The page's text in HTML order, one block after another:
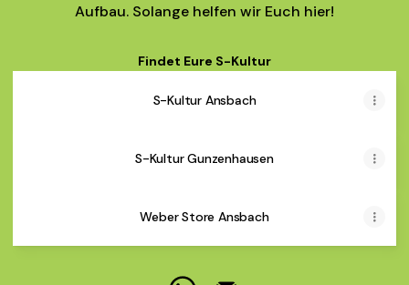
Aufbau. Solange helfen wir Euch hier!
Findet Eure S-Kultur
S-Kultur Ansbach
S-Kultur Gunzenhausen
Weber Store Ansbach